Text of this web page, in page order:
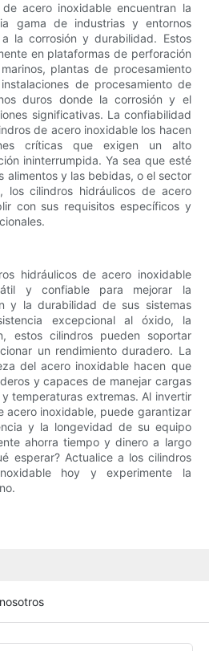
acero inoxidable encuentran la
gama de industrias y entornos
la corrosión y durabilidad. Estos
en plataformas de perforación
plantas de procesamiento
de procesamiento de
duros donde la corrosión y el
significativas. La confiabilidad
de acero inoxidable los hacen
críticas que exigen un alto
ininterrumpida. Ya sea que esté
alimentos y las bebidas, o el sector
los cilindros hidráulicos de acero
con sus requisitos específicos y
hidráulicos de acero inoxidable
y confiable para mejorar la
y la durabilidad de sus sistemas
excepcional al óxido, la
estos cilindros pueden soportar
un rendimiento duradero. La
del acero inoxidable hacen que
y capaces de manejar cargas
temperaturas extremas. Al invertir
acero inoxidable, puede garantizar
y la longevidad de su equipo
ahorra tiempo y dinero a largo
esperar? Actualice a los cilindros
hoy y experimente la